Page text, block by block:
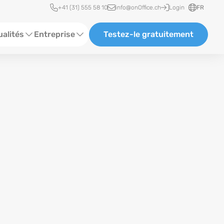
Accès rapide
+41 (31) 555 58 10 info@onOffice.ch Login FR
Entreprise Testez-le gratuitement